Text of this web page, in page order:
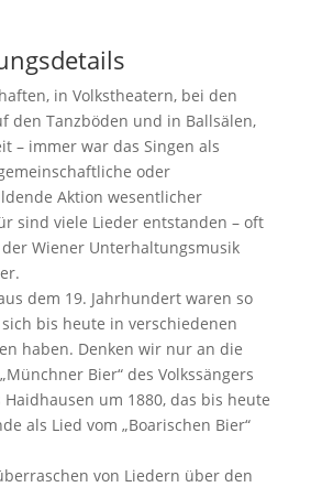
in Volkstheatern, bei den
den Tanzböden und in Ballsälen,
– immer war das Singen als
oder
Aktion wesentlicher
sind viele Lieder entstanden – oft
Wiener Unterhaltungsmusik
dem 19. Jahrhundert waren so
bis heute in verschiedenen
haben. Denken wir nur an die
Bier“ des Volkssängers
um 1880, das bis heute
als Lied vom „Boarischen Bier“
von Liedern über den